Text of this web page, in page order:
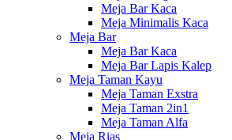
Meja Bar Kaca
Meja Minimalis Kaca
Meja Bar
Meja Bar Kaca
Meja Bar Lapis Kalep
Meja Taman Kayu
Meja Taman Exstra
Meja Taman 2in1
Meja Taman Alfa
Meja Rias